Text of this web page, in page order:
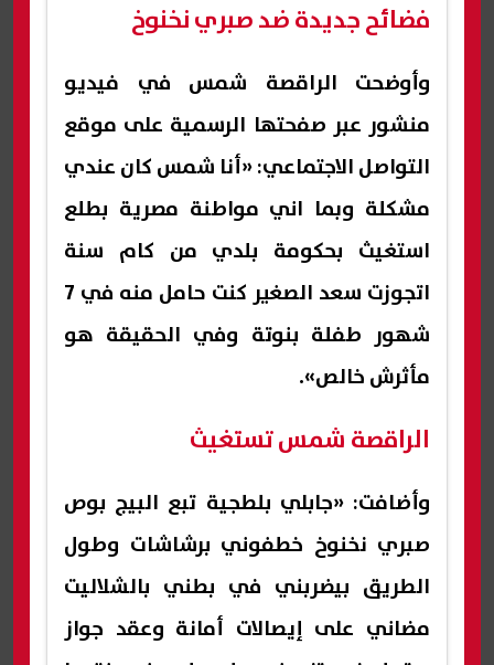
فضائح جديدة ضد صبري نخنوخ
وأوضحت الراقصة شمس في فيديو
منشور عبر صفحتها الرسمية على موقع
التواصل الاجتماعي: «أنا شمس كان عندي
مشكلة وبما اني مواطنة مصرية بطلع
استغيث بحكومة بلدي من كام سنة
اتجوزت سعد الصغير كنت حامل منه في 7
شهور طفلة بنوتة وفي الحقيقة هو
مأثرش خالص».
الراقصة شمس تستغيث
وأضافت: «جابلي بلطجية تبع البيج بوص
صبري نخنوخ خطفوني برشاشات وطول
الطريق بيضربني في بطني بالشلاليت
مضاني على إيصالات أمانة وعقد جواز